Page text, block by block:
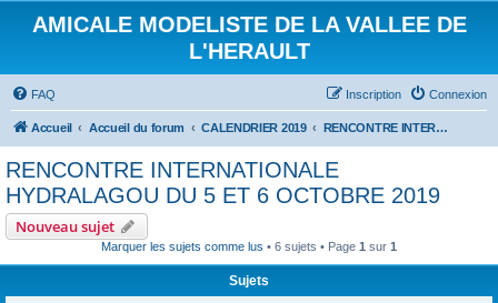
AMICALE MODELISTE DE LA VALLEE DE
L'HERAULT
FAQ Connexion
Inscription
Accueil Accueil du forum CALENDRIER 2019 RENCONTRE INTERNATIONALE HYDRALAGOU DU 5 ET 6 OCTOBRE 2019
RENCONTRE INTERNATIONALE
HYDRALAGOU DU 5 ET 6 OCTOBRE 2019
Nouveau sujet
Marquer les sujets comme lus • 6 sujets • Page 1 sur 1
Sujets